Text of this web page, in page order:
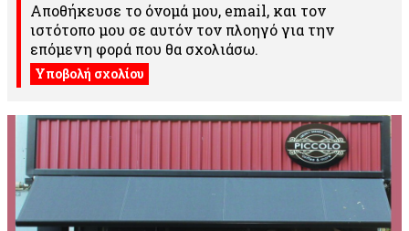
Αποθήκευσε το όνομά μου, email, και τον
ιστότοπο μου σε αυτόν τον πλοηγό για την
επόμενη φορά που θα σχολιάσω.